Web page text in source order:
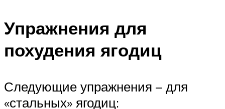
Упражнения для
похудения ягодиц
Следующие упражнения – для
«стальных» ягодиц: